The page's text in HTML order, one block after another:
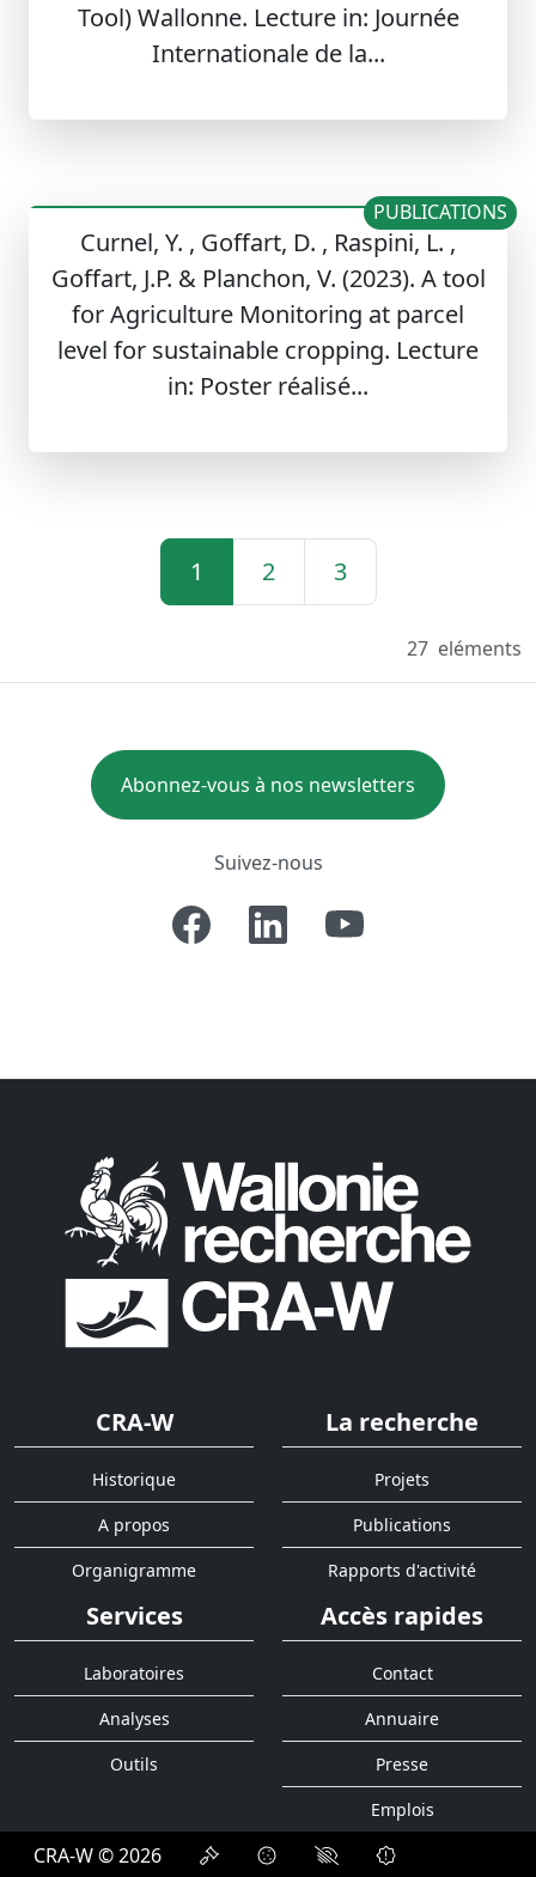
Tool) Wallonne. Lecture in: Journée
Internationale de la...
Curnel, Y. , Goffart, D. , Raspini, L. ,
Goffart, J.P. & Planchon, V. (2023). A tool
for Agriculture Monitoring at parcel
level for sustainable cropping. Lecture
in: Poster réalisé...
PUBLICATIONS
1 2 3
27 eléments
Abonnez-vous à nos newsletters
Suivez-nous
CRA-W
Historique
A propos
Organigramme
La recherche
Projets
Publications
Rapports d'activité
Services
Laboratoires
Analyses
Outils
Accès rapides
Contact
Annuaire
Presse
Emplois
CRA-W © 2026